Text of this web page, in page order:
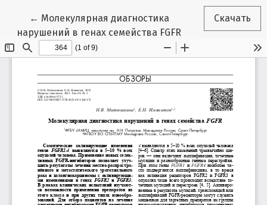
← Вернуться к Подробностям о статье
Молекулярная диагностика
нарушений в генах семейства FGFR
Скачать